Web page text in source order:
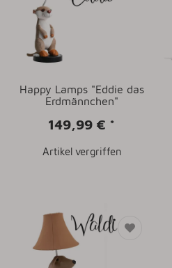
Happy Lamps "Eddie das
Erdmännchen"
149,99 € *
Artikel vergriffen